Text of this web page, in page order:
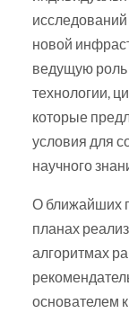
новой
ведущую роль
технологии,
которые
условия для
научного
О ближайших
планах
алгоритмах
основателем